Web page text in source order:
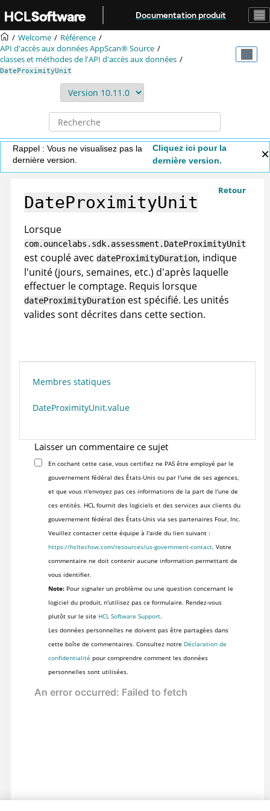
Aller au contenu principal
Documentation produit
Welcome
Référence
API d'accès aux donnéesAppScan® Source
classes et méthodes de l'API d'accès aux données
DateProximityUnit
Rappel : Vous ne visualisez pas la
dernière version.
Cliquez ici pour la
dernière version.
Retour
DateProximityUnit
Lorsque
com.ouncelabs.sdk.assessment.DateProximityUnit
est couplé avec dateProximityDuration, indique
l'unité (jours, semaines, etc.) d'après laquelle
effectuer le comptage. Requis lorsque
dateProximityDuration est spécifié. Les unités
valides sont décrites dans cette section.
Membres statiques
DateProximityUnit.value
Laisser un commentaire ce sujet
En cochant cette case, vous certifiez ne PAS être employé par le
gouvernement fédéral des États-Unis ou par l'une de ses agences,
et que vous n'envoyez pas ces informations de la part de l'une de
ces entités. HCL fournit des logiciels et des services aux clients du
gouvernement fédéral des États-Unis via ses partenaires Four, Inc.
Veuillez contacter cette équipe à l'aide du lien suivant :
https://hcltechsw.com/resources/us-government-contact. Votre
commentaire ne doit contenir aucune information permettant de
vous identifier.
Note:Pour signaler un problème ou une question concernant le
logiciel du produit, n'utilisez pas ce formulaire. Rendez-vous
plutôt sur le site HCL Software Support.
Les données personnelles ne doivent pas être partagées dans
cette boîte de commentaires. Consultez notre Déclaration de
confidentialité pour comprendre comment les données
personnelles sont utilisées.